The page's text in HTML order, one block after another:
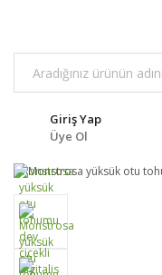
Giriş Yap
Üye Ol